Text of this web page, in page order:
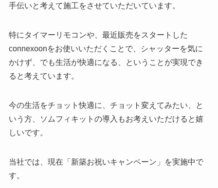
手伝いと考えて施工をさせていただいています。
特にタイマーリモコンや、最近販売をスタートした
connexoonをお使いいただくことで、シャッターを気に
かけず、でも生活が快適になる、ということが実現でき
ると考えています。
今の生活をチョット快適に、チョット変えてみたい、と
いう方、ソムフィキットの導入もお考えいただけると嬉
しいです。
当社では、現在「新築お祝いキャンペーン」を実施中で
す。